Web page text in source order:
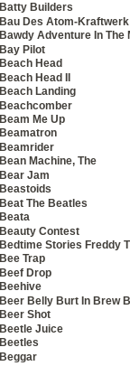
Batty Builders
Bau Des Atom-Kraftwerk
Bawdy Adventure In The
Bay Pilot
Beach Head
Beach Head II
Beach Landing
Beachcomber
Beam Me Up
Beamatron
Beamrider
Bean Machine, The
Bear Jam
Beastoids
Beat The Beatles
Beata
Beauty Contest
Bedtime Stories Freddy
Bee Trap
Beef Drop
Beehive
Beer Belly Burt In Brew
Beer Shot
Beetle Juice
Beetles
Beggar